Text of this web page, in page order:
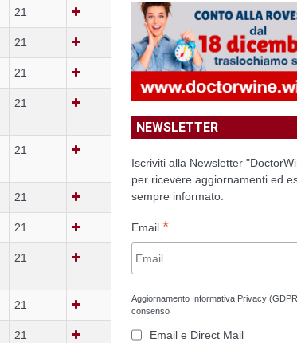
21
21
21
21
21
21
21
21
21
21
NEWSLETTER
Iscriviti alla Newsletter
per ricevere aggiornamenti ed
sempre informato.
Email *
Aggiornamento Informativa Privacy
consenso
Email e Direct Mail